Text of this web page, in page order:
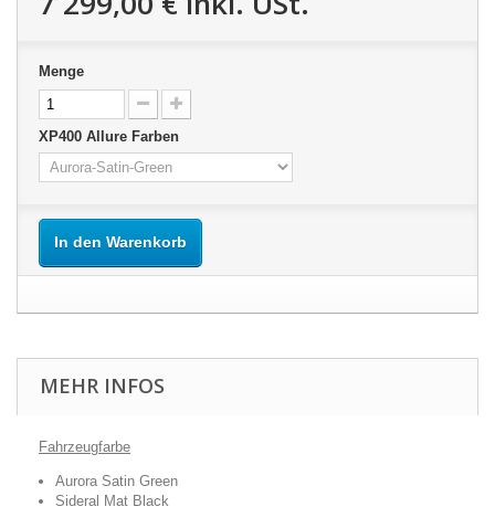
Menge
XP400 Allure Farben
In den Warenkorb
MEHR INFOS
Fahrzeugfarbe
Aurora Satin Green
Sideral Mat Black